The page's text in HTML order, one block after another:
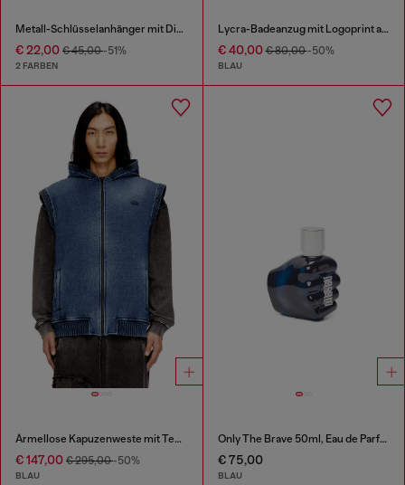
Metall-Schlüsselanhänger mit Diesel-Logo und Strasssteinen
€ 22,00 € 45,00-51%
2 FARBEN
Lycra-Badeanzug mit Logoprint auf dem Rücken
€ 40,00€ 80,00-50%
BLAU
Ärmellose Kapuzenweste mit Teddyfutter und Reißverschluss
€ 147,00 € 295,00-50%
BLAU
Only The Brave 50ml, Eau de Parfum
€ 75,00
BLAU